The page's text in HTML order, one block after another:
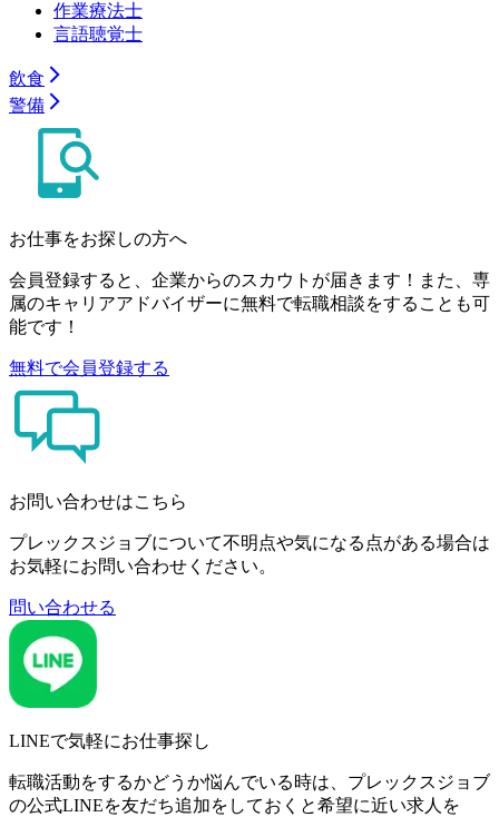
作業療法士
言語聴覚士
飲食
警備
お仕事をお探しの方へ
会員登録すると、企業からのスカウトが届きます！また、専
属のキャリアアドバイザーに無料で転職相談をすることも可
能です！
無料で会員登録する
お問い合わせはこちら
プレックスジョブについて不明点や気になる点がある場合は
お気軽にお問い合わせください。
問い合わせる
LINEで気軽にお仕事探し
転職活動をするかどうか悩んでいる時は、プレックスジョブ
の公式LINEを友だち追加をしておくと希望に近い求人を